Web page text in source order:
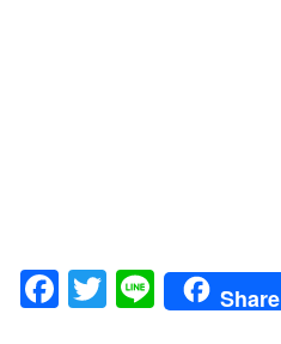
Facebook
Twitter
LineShare